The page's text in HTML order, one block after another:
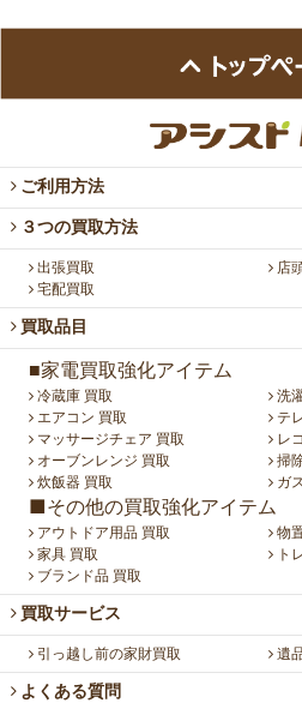
ご利用方法
３つの買取方法
出張買取
店
宅配買取
買取品目
■家電買取強化アイテム
冷蔵庫 買取
洗
エアコン 買取
テ
マッサージチェア 買取
レ
オーブンレンジ 買取
掃
炊飯器 買取
ガ
■その他の買取強化アイテム
アウトドア用品 買取
物
家具 買取
ト
ブランド品 買取
買取サービス
引っ越し前の家財買取 遺
よくある質問